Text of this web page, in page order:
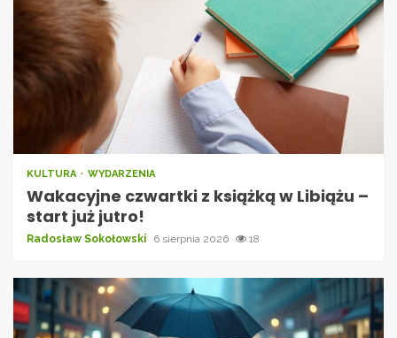
KULTURA WYDARZENIA
Wakacyjne czwartki z książką w Libiążu –
start już jutro!
Radosław Sokołowski 6 sierpnia 2026 18